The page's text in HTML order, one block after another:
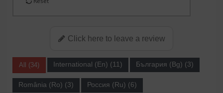
Click here to leave a review
All (34) International (En) (11) България (Bg) (3)
România (Ro) (3) Россия (Ru) (6)